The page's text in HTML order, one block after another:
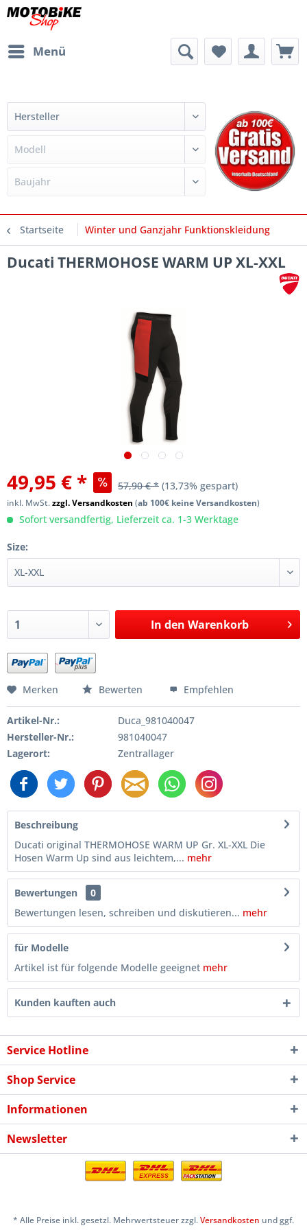
Menü
Startseite Winter und Ganzjahr Funktionskleidung
Ducati THERMOHOSE WARM UP XL-XXL
49,95 € * 57,90 € * (13,73% gespart)
inkl. MwSt.zzgl. Versandkosten (ab 100€ keine Versandkosten)
Sofort versandfertig, Lieferzeit ca. 1-3 Werktage
Size:
In den Warenkorb
Merken Bewerten Empfehlen
Artikel-Nr.:
Duca_981040047
Hersteller-Nr.:
981040047
Lagerort:
Zentrallager
Beschreibung
Ducati original THERMOHOSE WARM UP Gr. XL-XXL Die
Hosen Warm Up sind aus leichtem,... mehr
Bewertungen
0
Bewertungen lesen, schreiben und diskutieren... mehr
für Modelle
Artikel ist für folgende Modelle geeignet mehr
Kunden kauften auch
Service Hotline
Shop Service
Informationen
Newsletter
* Alle Preise inkl. gesetzl. Mehrwertsteuer zzgl.Versandkosten und ggf.